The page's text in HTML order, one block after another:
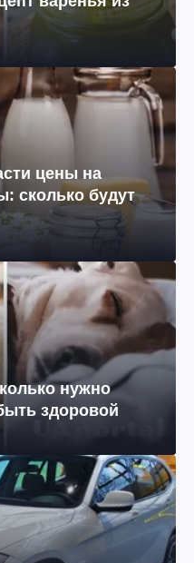
цены на
сколько будут
нужно
здоровой